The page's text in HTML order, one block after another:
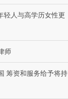
轻人与高学历女性更
师
筹资和服务给予将持